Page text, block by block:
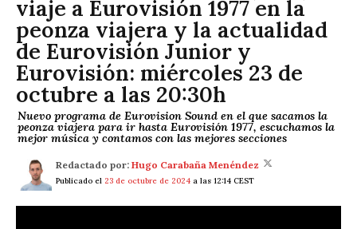
viaje a Eurovisión 1977 en la
peonza viajera y la actualidad
de Eurovisión Junior y
Eurovisión: miércoles 23 de
octubre a las 20:30h
Nuevo programa de Eurovision Sound en el que sacamos la
peonza viajera para ir hasta Eurovisión 1977, escuchamos la
mejor música y contamos con las mejores secciones
Redactado por: Hugo Carabaña Menéndez
Publicado el 23 de octubre de 2024 a las 12:14 CEST